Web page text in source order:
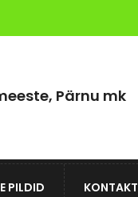
Pärnu mk
PILDID KONTAKT